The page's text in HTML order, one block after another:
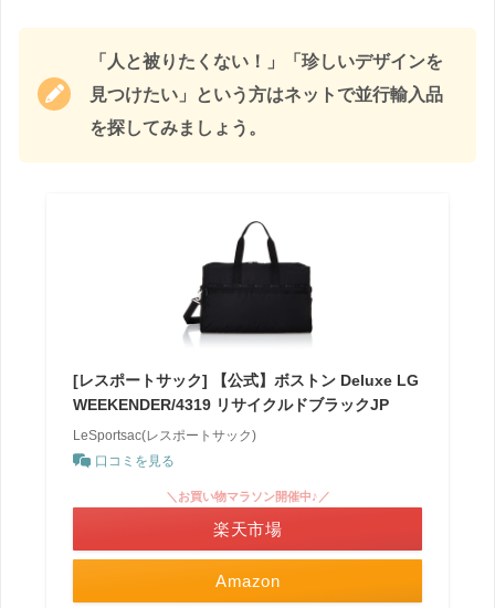
「人と被りたくない！」「珍しいデザインを
見つけたい」という方はネットで並行輸入品
を探してみましょう。
[レスポートサック] 【公式】ボストン Deluxe LG
WEEKENDER/4319 リサイクルドブラックJP
LeSportsac(レスポートサック)
口コミを見る
Amazon
＼お買い物マラソン開催中♪／
楽天市場